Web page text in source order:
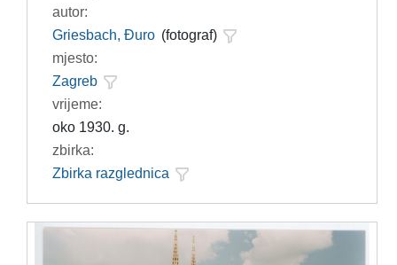
autor:
Griesbach, Đuro (fotograf)
mjesto:
Zagreb
vrijeme:
oko 1930. g.
zbirka:
Zbirka razglednica